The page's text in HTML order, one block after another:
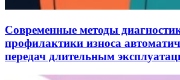
Современные методы
профилактики износа
передач длительным